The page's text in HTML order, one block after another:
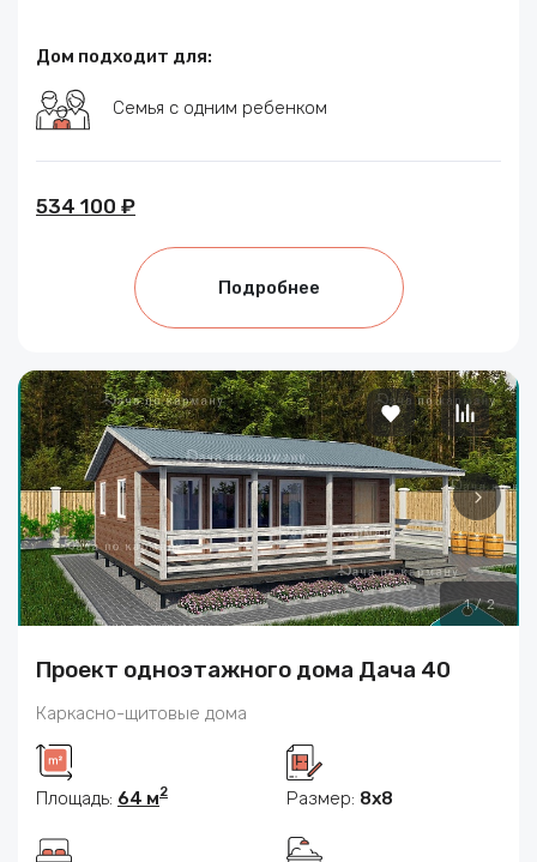
Дом подходит для:
Семья с одним ребенком
534 100 ₽
Подробнее
1 / 2
Проект одноэтажного дома Дача 40
Каркасно-щитовые дома
Площадь: 64 м2 Размер: 8x8